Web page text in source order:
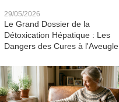
29/05/2026
Le Grand Dossier de la
Détoxication Hépatique : Les
Dangers des Cures à l'Aveugle